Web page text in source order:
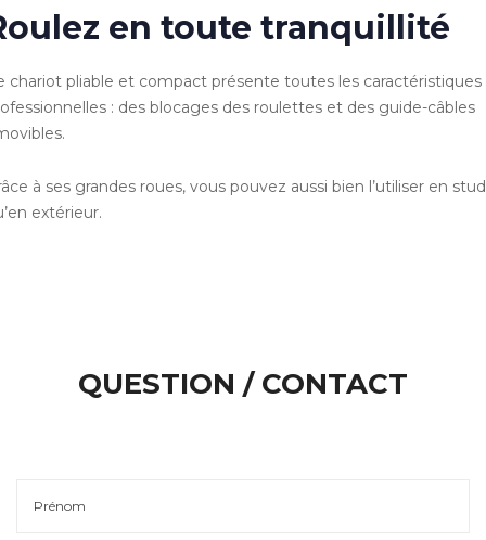
en toute tranquillité
chariot pliable et compact présente toutes les caractéristiques
: des blocages des roulettes et des guide-câbles
à ses grandes roues, vous pouvez aussi bien l’utiliser en
extérieur.
QUESTION / CONTACT